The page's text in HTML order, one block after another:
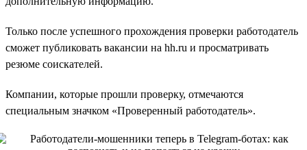
Только после успешного прохождения проверки работодатель
сможет публиковать вакансии на hh.ru и просматривать
резюме соискателей.
Компании, которые прошли проверку, отмечаются
специальным значком «Проверенный работодатель».